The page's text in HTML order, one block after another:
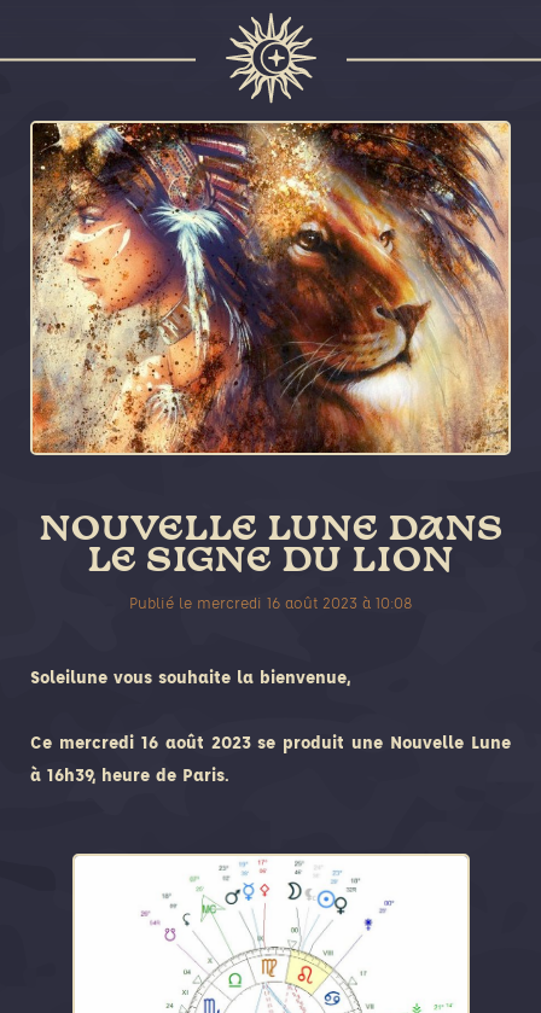
NOUVELLE LUNE DANS
LE SIGNE DU LION
Publié le mercredi 16 août 2023 à 10:08
Soleilune vous souhaite la bienvenue,
Ce mercredi 16 août 2023 se produit une Nouvelle Lune
à 16h39, heure de Paris.